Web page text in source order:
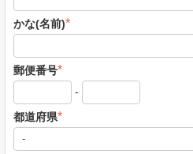
かな(名前)*
郵便番号*
-
都道府県*